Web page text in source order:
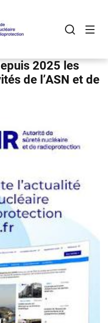
2025 les
de l’ASN et de